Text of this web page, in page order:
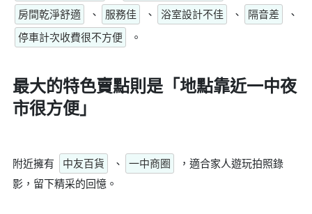
房間乾淨舒適
、 服務佳 、 浴室設計不佳 、 隔音差
、
停車計次收費很不方便
。
最大的特色賣點則是「地點靠近一中夜
市很方便」
附近擁有 中友百貨 、 一中商圈
，適合家人遊玩拍照錄
影，留下精采的回憶。